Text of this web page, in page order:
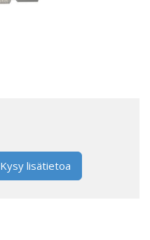
Kysy lisätietoa